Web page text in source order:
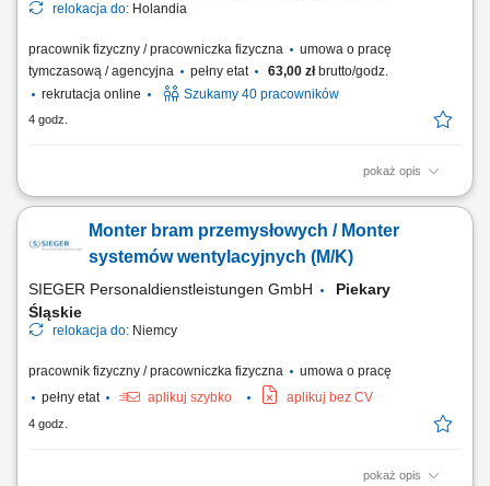
relokacja do: Holandia
pracownik fizyczny / pracowniczka fizyczna
umowa o pracę
tymczasową / agencyjna
pełny etat 63,00 złbrutto/godz.
rekrutacja online
Szukamy 40 pracowników
4 godz.
pokaż opis
Opis stanowiska Ręczny zbiór jabłek i gruszek w nowoczesnych
oraz drabin. Wstępna selekcja i przygotowanie owoców do transportu.
Układanie zebranych owoców w skrzynkach zgodnie z obowiązującymi
Monter bram przemysłowych / Monter
systemów wentylacyjnych (M/K)
SIEGER Personaldienstleistungen GmbH
Piekary
Śląskie
relokacja do: Niemcy
pracownik fizyczny / pracowniczka fizyczna
umowa o pracę
pełny etat
aplikuj szybko aplikuj bez CV
4 godz.
pokaż opis